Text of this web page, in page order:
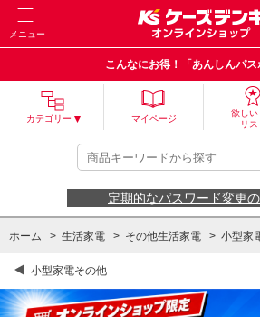
メニュー
こんなにお得！「あんしんパス
カテゴリー マイページ
欲しい
リス
定期的なパスワード変更
ホーム > 生活家電 > その他生活家電 > 小型家
小型家電その他